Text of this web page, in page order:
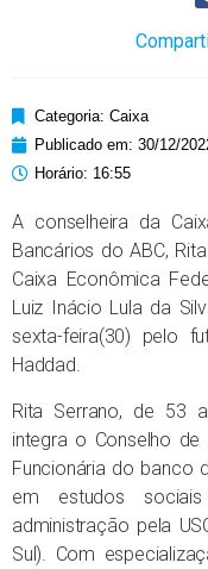
Categoria: Caixa
Publicado em: 30/12/
Horário: 16:55
A conselheira da
Bancários do ABC,
Caixa Econômica
Luiz Inácio Lula da
sexta-feira(30) pelo
Haddad.
Rita Serrano, de 53
integra o Conselho de
Funcionária do banco
em estudos
administração pela
Sul). Com